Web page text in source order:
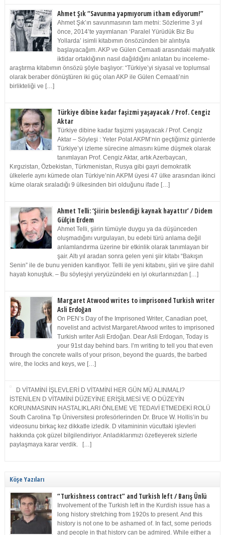
Ahmet Şık “Savunma yapmıyorum itham ediyorum!”
Ahmet Şık’ın savunmasının tam metni: Sözlerime 3 yıl
önce, 2014’te yayımlanan ‘Paralel Yürüdük Biz Bu
Yollarda’ isimli kitabımın önsözünden bir alıntıyla
başlayacağım. AKP ve Gülen Cemaati arasındaki mafyatik
iktidar ortaklığının nasıl dağıldığını anlatan bu inceleme-
araştırma kitabımın önsözü şöyle başlıyor: “Türkiye’yi siyasal ve toplumsal
olarak beraber dönüştüren iki güç olan AKP ile Gülen Cemaati’nin
birlikteliği ve […]
Türkiye dibine kadar faşizmi yaşayacak / Prof. Cengiz
Aktar
Türkiye dibine kadar faşizmi yaşayacak / Prof. Cengiz
Aktar – Söyleşi : Yeter Polat AKPM’nin geçtiğimiz günlerde
Türkiye’yi izleme sürecine almasını küme düşmek olarak
tanımlayan Prof. Cengiz Aktar, artık Azerbaycan,
Kırgızistan, Özbekistan, Türkmenistan, Rusya gibi gayri demokratik
ülkelerle aynı kümede olan Türkiye’nin AKPM üyesi 47 ülke arasından ikinci
küme olarak sıraladığı 9 ülkesinden biri olduğunu ifade […]
Ahmet Telli: ‘Şiirin beslendiği kaynak hayattır’ / Didem
Gülçin Erdem
Ahmet Telli, şiirin tümüyle duygu ya da düşünceden
oluşmadığını vurgulayan, bu edebi türü anlama değil
anlamlandırma üzerine bir etkinlik olarak tanımlayan bir
şair. Altı yıl aradan sonra gelen yeni şiir kitabı “Bakışın
Senin” ile de bunu yeniden kanıtlıyor. Telli ile yeni kitabını, şiiri ve şiire dahil
hayatı konuştuk. – Bu söyleşiyi yeryüzündeki en iyi okurlarınızdan […]
Margaret Atwood writes to imprisoned Turkish writer
Asli Erdoğan
On PEN’s Day of the Imprisoned Writer, Canadian poet,
novelist and activist Margaret Atwood writes to imprisoned
Turkish writer Asli Erdoğan. Dear Asli Erdogan, Today is
your 91st day behind bars. I’m writing to tell you that even
through the concrete walls of your prison, beyond the guards, the barbed
wire, the locks and keys, we […]
D VİTAMİNİ İŞLEVLERİ D VİTAMİNİ HER GÜN MÜ ALINMALI?
İSTENİLEN D VİTAMİNİ DÜZEYİNE ERİŞİLMESİ VE O DÜZEYİN
KORUNMASININ HASTALIKLARI ÖNLEME VE TEDAVİ ETMEDEKİ ROLÜ
South Carolina Tıp Üniversitesi profesörlerinden Dr. Bruce W. Hollis’in bu
videosunu birkaç kez dikkatle izledik. D vitamininin vücuttaki işlevleri
hakkında çok güzel bilgilendiriyor. Anladıklarımızı özetleyerek sizlerle
paylaşmaya karar verdik. […]
Köşe Yazıları
“Turkishness contract” and Turkish left / Barış Ünlü
Involvement of the Turkish left in the Kurdish issue has a
long history stretching from 1920s to present. And this
history is not one to be ashamed of. In fact, some periods
and people in that history can be admired. While either a